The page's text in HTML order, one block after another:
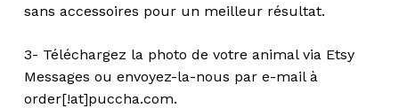
sans accessoires pour un meilleur résultat.
3- Téléchargez la photo de votre animal via Etsy
Messages ou envoyez-la-nous par e-mail à
order[!at]puccha.com.